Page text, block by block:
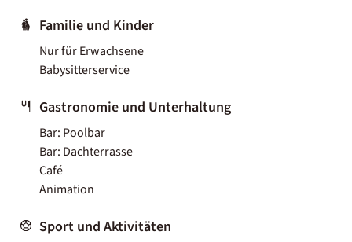
Familie und Kinder
Nur für Erwachsene
Babysitterservice
Gastronomie und Unterhaltung
Bar: Poolbar
Bar: Dachterrasse
Café
Animation
Sport und Aktivitäten